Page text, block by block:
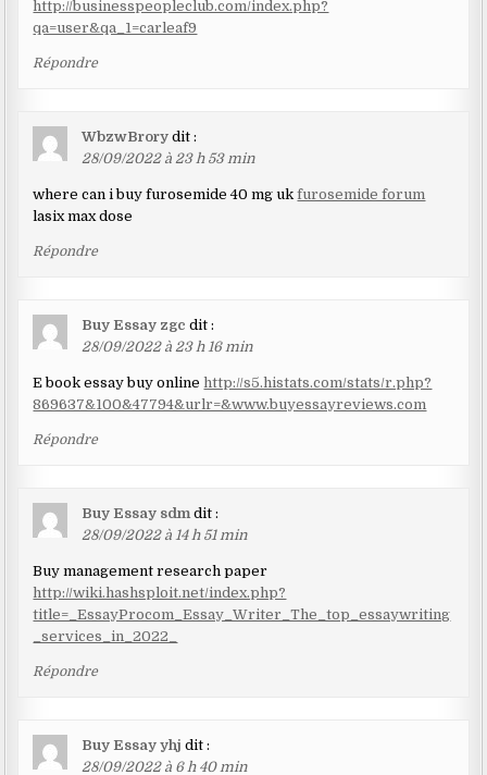
http://businesspeopleclub.com/index.php?
qa=user&qa_1=carleaf9
Répondre
WbzwBrory dit :
28/09/2022 à 23 h 53 min
where can i buy furosemide 40 mg ukfurosemide forum
lasix max dose
Répondre
Buy Essay zgc dit :
28/09/2022 à 23 h 16 min
E book essay buy onlinehttp://s5.histats.com/stats/r.php?
869637&100&47794&urlr=&www.buyessayreviews.com
Répondre
Buy Essay sdm dit :
28/09/2022 à 14 h 51 min
Buy management research paper
http://wiki.hashsploit.net/index.php?
title=_EssayProcom_Essay_Writer_The_top_essaywriting
_services_in_2022_
Répondre
Buy Essay yhj dit :
28/09/2022 à 6 h 40 min